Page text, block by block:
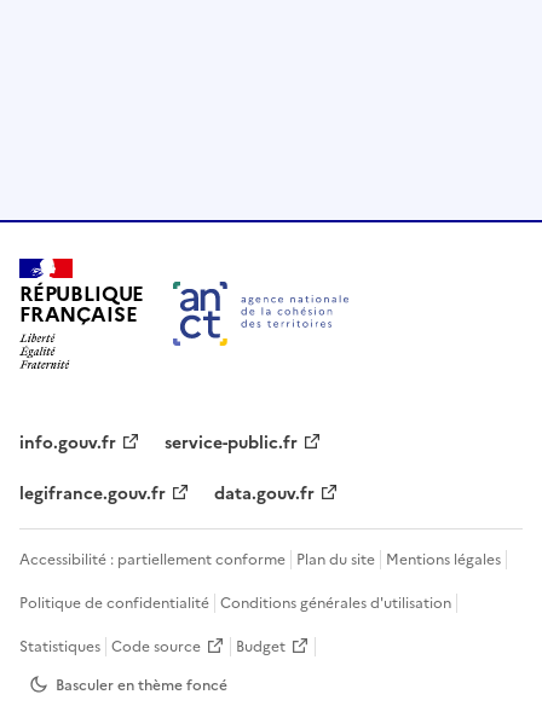
RÉPUBLIQUE
FRANÇAISE
info.gouv.fr
service-public.fr
legifrance.gouv.fr
data.gouv.fr
Accessibilité : partiellement conforme Plan du site Mentions légales
Politique de confidentialité Conditions générales d'utilisation
Statistiques Code source
Budget
Basculer en thèmefoncé